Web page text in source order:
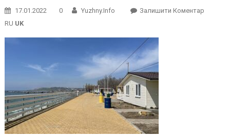
17.01.2022 0 Yuzhny.info Залишити КоментарOn
RU UK